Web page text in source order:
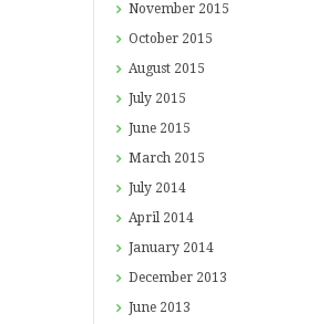
November 2015
October 2015
August 2015
July 2015
June 2015
March 2015
July 2014
April 2014
January 2014
December 2013
June 2013